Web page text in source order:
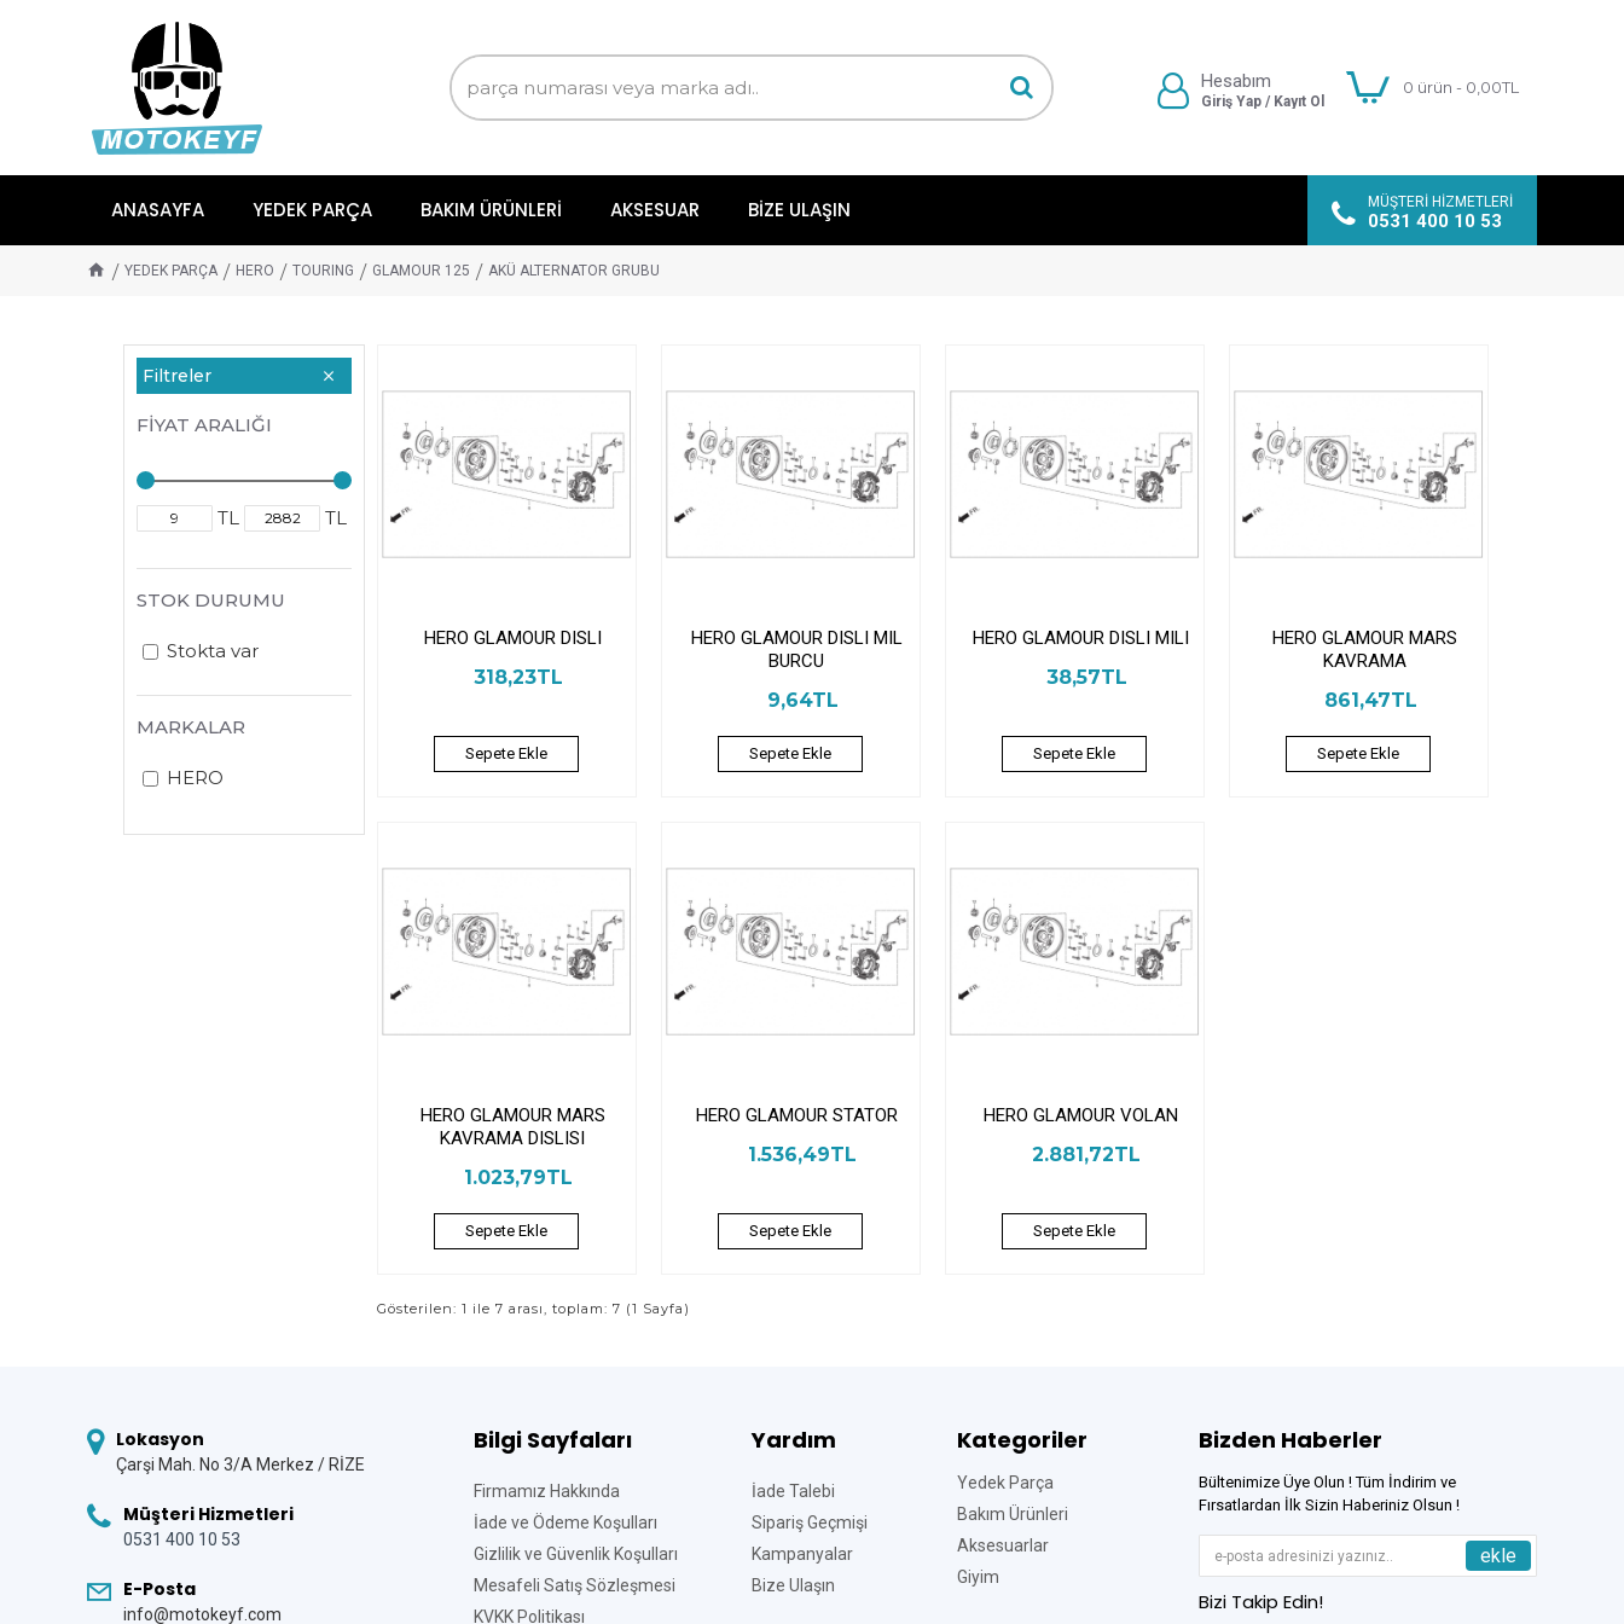
Hesabım
Giriş Yap / Kayıt Ol
0 ürün - 0,00TL
ANASAYFA YEDEK PARÇA BAKIM ÜRÜNLERI AKSESUAR BIZE ULAŞIN MÜŞTERI HIZMETLERI
0531 400 10 53
YEDEK PARÇA HERO TOURING GLAMOUR 125 AKÜ ALTERNATOR GRUBU
Filtreler
FIYAT ARALIĞI
TL TL
MARKALAR
HERO
STOK DURUMU
Stokta var
HERO GLAMOUR DISLI
318,23TL
Sepete Ekle
HERO GLAMOUR DISLI MIL
BURCU
9,64TL
Sepete Ekle
HERO GLAMOUR DISLI MILI
38,57TL
Sepete Ekle
HERO GLAMOUR MARS
KAVRAMA
861,47TL
Sepete Ekle
HERO GLAMOUR MARS
KAVRAMA DISLISI
1.023,79TL
Sepete Ekle
HERO GLAMOUR STATOR
1.536,49TL
Sepete Ekle
HERO GLAMOUR VOLAN
2.881,72TL
Sepete Ekle
Gösterilen: 1 ile 7 arası, toplam: 7 (1 Sayfa)
Lokasyon
Çarşi Mah. No 3/A Merkez / RİZE
Müşteri Hizmetleri
0531 400 10 53
E-Posta
info@motokeyf.com
Bilgi Sayfaları
Firmamız Hakkında
İade ve Ödeme Koşulları
Gizlilik ve Güvenlik Koşulları
Mesafeli Satış Sözleşmesi
KVKK Politikası
Yardım
İade Talebi
Sipariş Geçmişi
Kampanyalar
Bize Ulaşın
Kategoriler
Yedek Parça
Bakım Ürünleri
Aksesuarlar
Giyim
Bizden Haberler
Bültenimize Üye Olun ! Tüm İndirim ve
Fırsatlardan İlk Sizin Haberiniz Olsun !
ekle
Bizi Takip Edin!